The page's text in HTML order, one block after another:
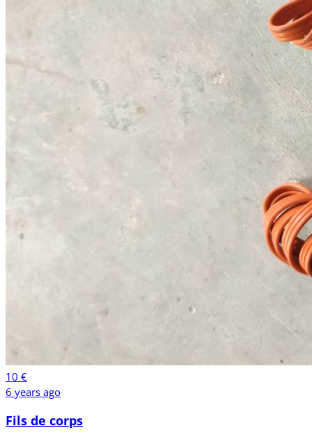
10 €
6 years ago
Fils de corps